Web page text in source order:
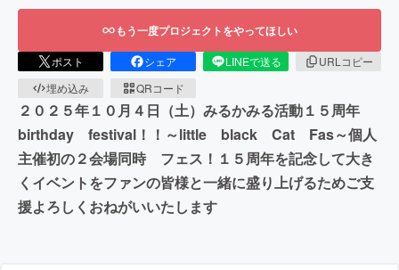
もう一度プロジェクトをやってほしい
ポスト シェア LINEで送る
URLコピー
埋め込み
QRコード
２０２５年１０月４日（土）みるかみる活動１５周年
birthday festival！！～little black Cat Fas～個人
主催初の２会場同時 フェス！１５周年を記念して大き
くイベントをファンの皆様と一緒に盛り上げるためご支
援よろしくおねがいいたします